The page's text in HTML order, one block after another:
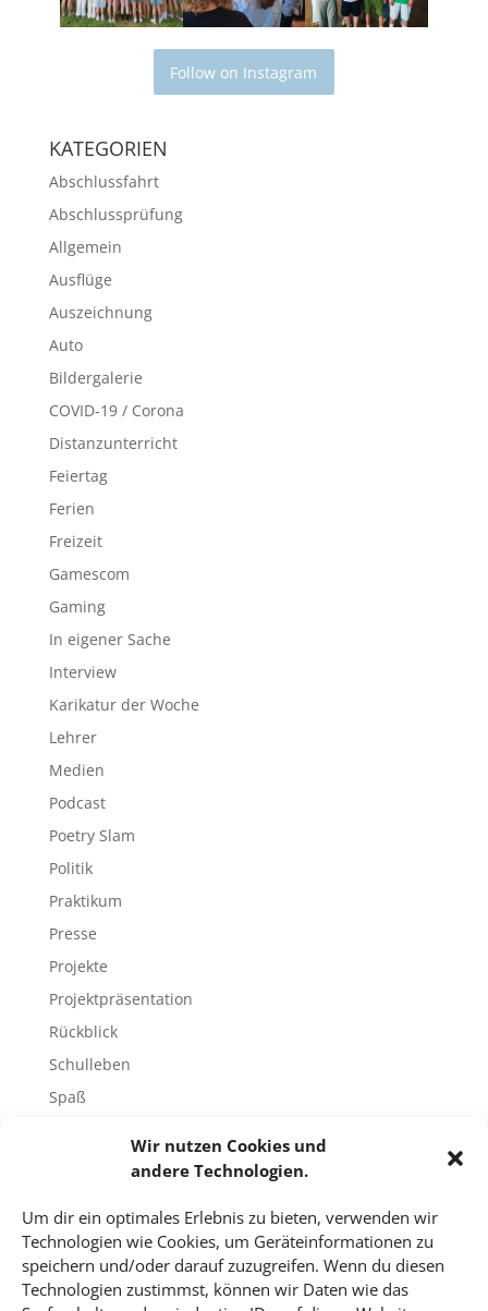
Wir nutzen Cookies und
andere Technologien.
Um dir ein optimales Erlebnis zu bieten, verwenden wir
Technologien wie Cookies, um Geräteinformationen zu
speichern und/oder darauf zuzugreifen. Wenn du diesen
Technologien zustimmst, können wir Daten wie das
Follow on Instagram
KATEGORIEN
Abschlussfahrt
Abschlussprüfung
Allgemein
Ausflüge
Auszeichnung
Auto
Bildergalerie
COVID-19 / Corona
Distanzunterricht
Feiertag
Ferien
Freizeit
Gamescom
Gaming
In eigener Sache
Interview
Karikatur der Woche
Lehrer
Medien
Podcast
Poetry Slam
Politik
Praktikum
Presse
Projekte
Projektpräsentation
Rückblick
Schulleben
Spaß
Unbekannte Orte
Uncategorized
Unterricht